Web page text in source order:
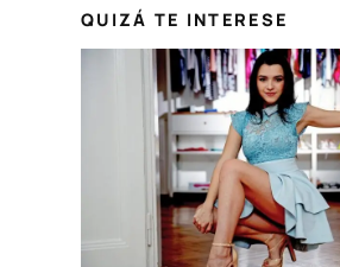
QUIZÁ TE INTERESE